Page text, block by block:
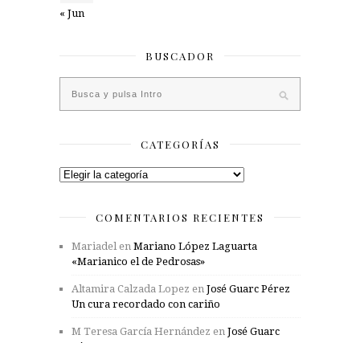
« Jun
BUSCADOR
CATEGORÍAS
Categorías
COMENTARIOS RECIENTES
Mariadel en Mariano López Laguarta
«Marianico el de Pedrosas»
Altamira Calzada Lopez en José Guarc Pérez
Un cura recordado con cariño
M Teresa García Hernández en José Guarc